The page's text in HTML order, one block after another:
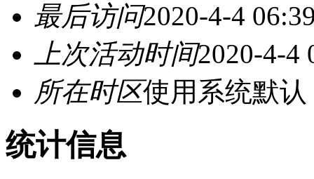
最后访问2020-4-4
上次活动时间2020-4-4
所在时区使用系统默认
统计信息